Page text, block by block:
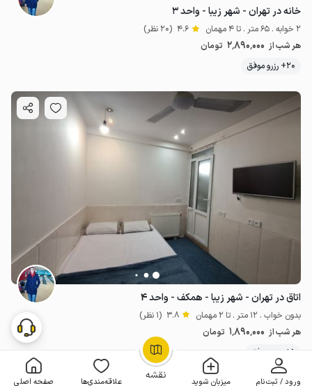
نقشه ورود / ثبت‌نام میزبان شوید علاقه‌مندی‌ها صفحه اصلی
OpenStreetMap
خانه در تهران - شهر زیبا - واحد ۳
2 خوابه . 65 متر . تا 4 مهمان 4.6 (20 نظر)
هر شب از 2٬890٬000 تومان
20+ رزرو موفق
اتاق در تهران - شهر زیبا - همکف - واحد ۴
بدون خواب . 12 متر . تا 2 مهمان 3.8 (1 نظر)
هر شب از 1٬890٬000 تومان
5+ رزرو موفق